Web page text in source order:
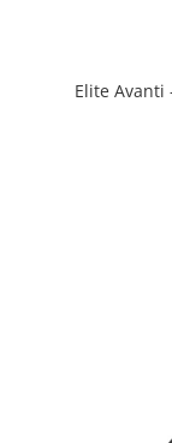
Elite Avanti